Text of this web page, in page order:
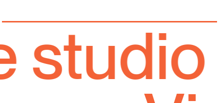
Italiano English